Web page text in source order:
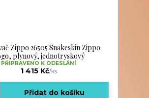
Zippo 26505 Snakeskin Zippo
plynový, jednotryskový
1 415 Kč/ks
PŘIPRAVENO K ODESLÁNÍ
Přidat do košíku